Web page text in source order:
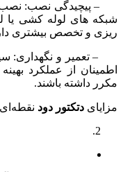
– پیچیدگی نصب: نصب
شبکه های لوله کشی یا
ریزی و تخصص بیشتری
– تعمیر و نگهداری:
اطمینان از عملکرد
مکرر داشته باشند.
مزایای دتکتور دود نقطه‌ای